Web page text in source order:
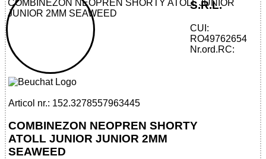
32785579634 - SHORTY ATOLL JUNIOR
JUNIOR 2MM SEAWEED
Articol nr.: 152.3278557963445
COMBINEZON NEOPREN SHORTY
ATOLL JUNIOR JUNIOR 2MM
SEAWEED
S.R.L.
CUI:
RO49762654
Nr.ord.RC: